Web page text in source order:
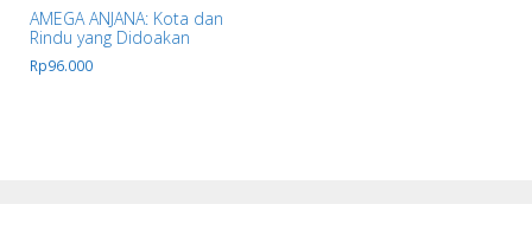
AMEGA ANJANA: Kota dan
Rindu yang Didoakan
Rp96.000